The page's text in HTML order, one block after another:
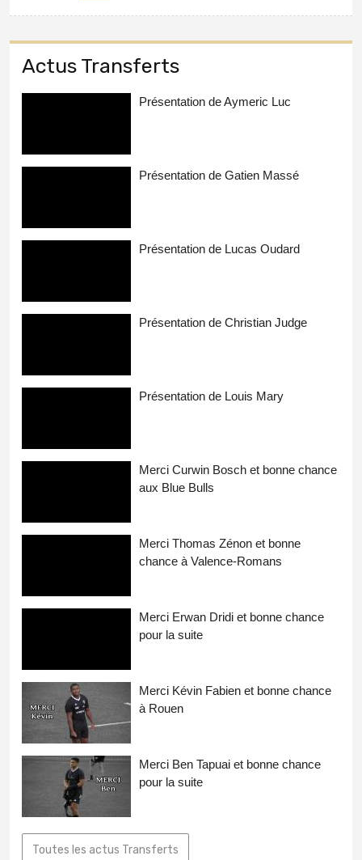
Actus Transferts
Présentation de Aymeric Luc
Présentation de Gatien Massé
Présentation de Lucas Oudard
Présentation de Christian Judge
Présentation de Louis Mary
Merci Curwin Bosch et bonne chance
aux Blue Bulls
Merci Thomas Zénon et bonne
chance à Valence-Romans
Merci Erwan Dridi et bonne chance
pour la suite
Merci Kévin Fabien et bonne chance
à Rouen
Merci Ben Tapuai et bonne chance
pour la suite
Toutes les actus Transferts